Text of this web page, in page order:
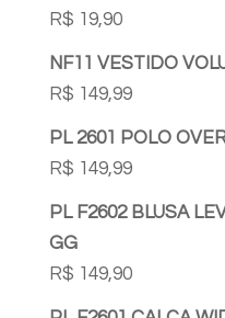
R$ 19,90
NF11 VESTIDO
R$ 149,99
PL 2601 POLO
R$ 149,99
PL F2602 BLUSA
GG
R$ 149,90